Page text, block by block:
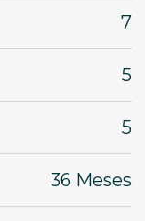
7
5
5
36 Meses